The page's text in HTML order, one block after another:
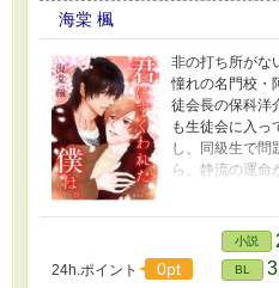
海棠 楓
非の打ち所がな
憧れの名門校・
徒会長の保科洋
も生徒会に入っ
し、同級生で問
ら、静流の運命
来、ろくなこ
徒会にいられな
のは、「好き
とだった。 静流
苑に、決して心
24h.ポイント 0pt
小説
BL